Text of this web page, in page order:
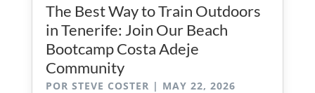
The Best Way to Train Outdoors
in Tenerife: Join Our Beach
Bootcamp Costa Adeje
Community
POR STEVE COSTER | MAY 22, 2026